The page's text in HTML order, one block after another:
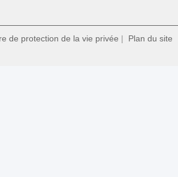
de protection de la vie privée | Plan du site